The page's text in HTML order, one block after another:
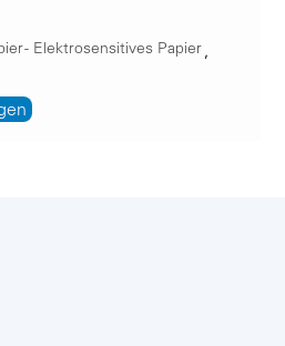
- Elektrosensitives Papier ,